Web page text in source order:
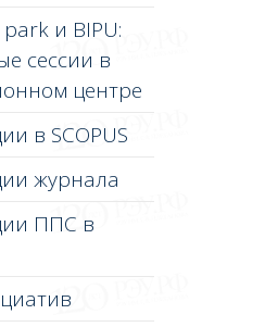
и BIPU:
сессии в
центре
в SCOPUS
журнала
ППС в